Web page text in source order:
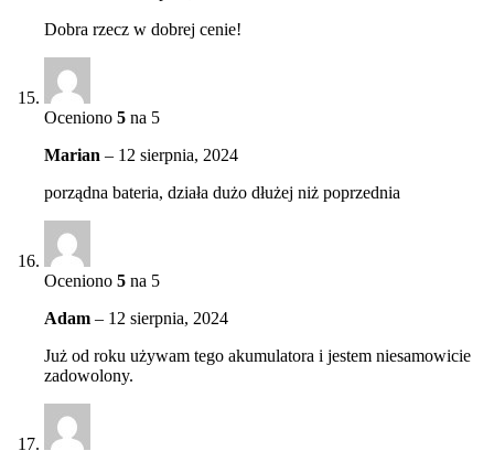
Dobra rzecz w dobrej cenie!
Oceniono 5 na 5
Marian – 12 sierpnia, 2024
porządna bateria, działa dużo dłużej niż poprzednia
Oceniono 5 na 5
Adam – 12 sierpnia, 2024
Już od roku używam tego akumulatora i jestem niesamowicie
zadowolony.